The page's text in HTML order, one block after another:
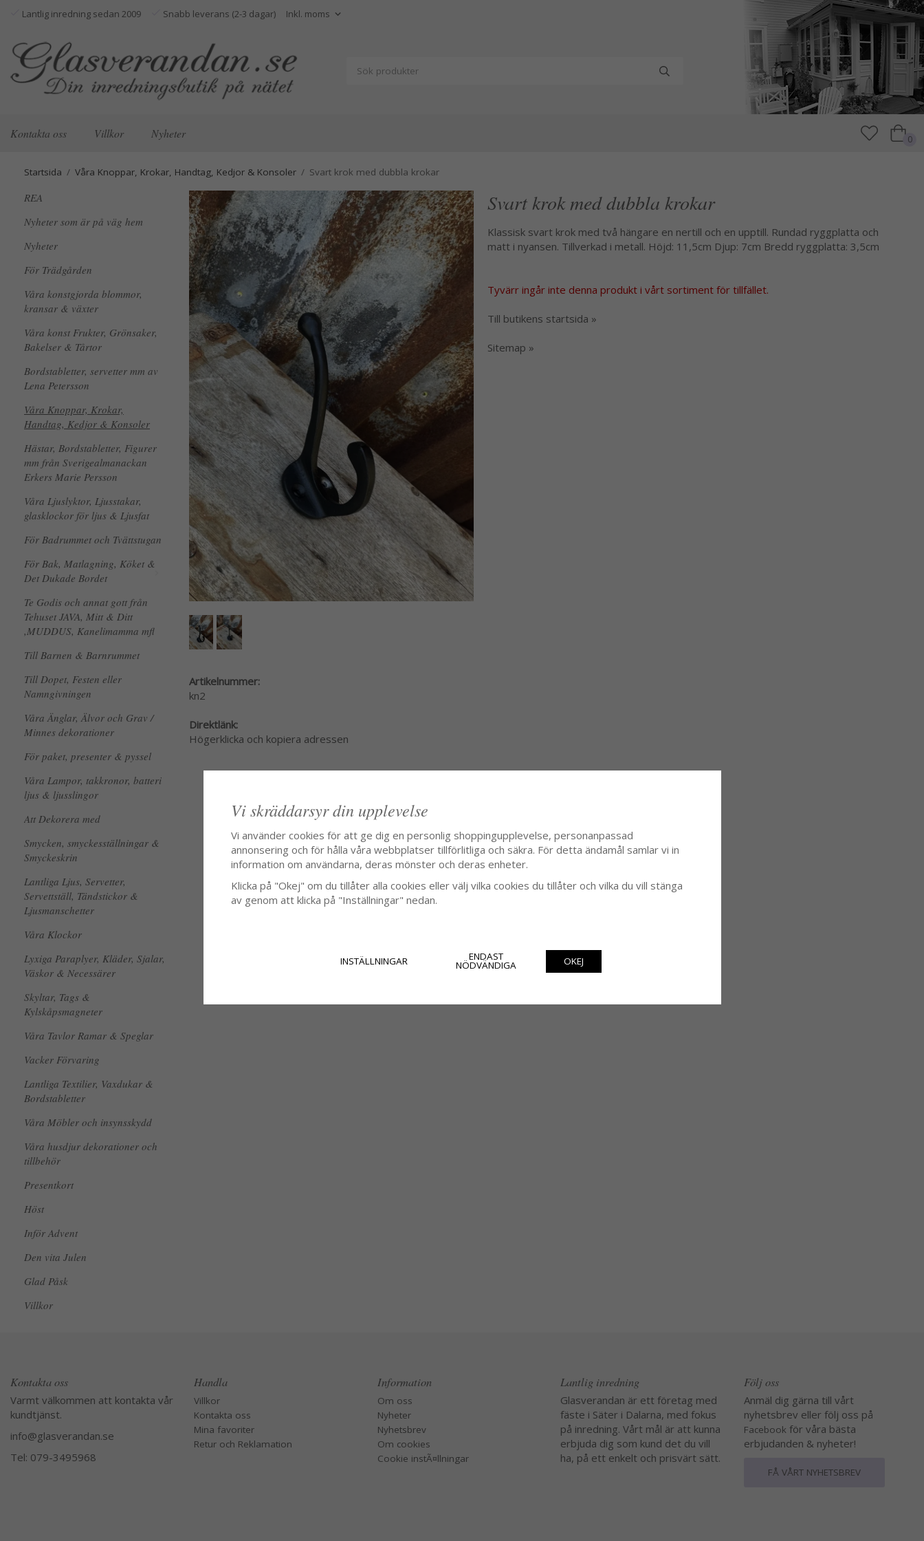
Lantlig inredning sedan 2009 Snabb leverans (2-3 dagar)
Kontakta oss Villkor Nyheter 0
Startsida / Våra Knoppar, Krokar, Handtag, Kedjor & Konsoler / Svart krok med dubbla krokar
REA
Nyheter som är på väg hem
Nyheter
För Trädgården
Våra konstgjorda blommor,
kransar & växter
Våra konst Frukter, Grönsaker,
Bakelser & Tårtor
Bordstabletter, servetter mm av
Lena Petersson
Våra Knoppar, Krokar,
Handtag, Kedjor & Konsoler
Hästar, Bordstabletter, Figurer
mm från Sverigealmanackan
Erkers Marie Persson
Våra Ljuslyktor, Ljusstakar,
glasklockor för ljus & Ljusfat
För Badrummet och Tvättstugan
För Bak, Matlagning, Köket &
Det Dukade Bordet
Te Godis och annat gott från
Tehuset JAVA, Mitt & Ditt
,MUDDUS, Kanelimamma mfl
Till Barnen & Barnrummet
Till Dopet, Festen eller
Namngivningen
Våra Änglar, Älvor och Grav /
Minnes dekorationer
För paket, presenter & pyssel
Våra Lampor, takkronor, batteri
ljus & ljusslingor
Att Dekorera med
Smycken, smyckesställningar &
Smyckeskrin
Lantliga Ljus, Servetter,
Servettställ, Tändstickor &
Ljusmanschetter
Våra Klockor
Lyxiga Paraplyer, Kläder, Sjalar,
Väskor & Necessärer
Skyltar, Tags &
Kylskåpsmagneter
Våra Tavlor Ramar & Speglar
Vacker Förvaring
Lantliga Textilier, Vaxdukar &
Bordstabletter
Våra Möbler och insynsskydd
Våra husdjur dekorationer och
tillbehör
Presentkort
Höst
Inför Advent
Den vita Julen
Glad Påsk
Villkor
Svart krok med dubbla krokar
Klassisk svart krok med två hängare en nertill och en upptill. Rundad ryggplatta och
matt i nyansen. Tillverkad i metall. Höjd: 11,5cm Djup: 7cm Bredd ryggplatta: 3,5cm
Tyvärr ingår inte denna produkt i vårt sortiment för tillfället.
Till butikens startsida »
Sitemap »
Artikelnummer:
kn2
Direktlänk:
Högerklicka och kopiera adressen
Kontakta oss
Varmt välkommen att kontakta vår
kundtjänst.
info@glasverandan.se
Tel: 079-3495968
Handla
Villkor
Kontakta oss
Mina favoriter
Retur och Reklamation
Information
Om oss
Nyheter
Nyhetsbrev
Om cookies
Cookie instÃ¤llningar
Lantlig inredning
Glasverandan är ett företag med
fäste i Säter i Dalarna, med fokus
på inredning. Vårt mål är att kunna
erbjuda dig som kund det du vill
ha, på ett enkelt och prisvärt sätt.
Följ oss
Anmäl dig gärna till vårt
nyhetsbrev eller följ oss på
Facebook för våra bästa
erbjudanden & nyheter!
FÅ VÅRT NYHETSBREV
Vi skräddarsyr din upplevelse
Vi använder cookies för att ge dig en personlig shoppingupplevelse, personanpassad
annonsering och för hålla våra webbplatser tillförlitliga och säkra. För detta ändamål samlar vi in
information om användarna, deras mönster och deras enheter.
Klicka på "Okej" om du tillåter alla cookies eller välj vilka cookies du tillåter och vilka du vill stänga
av genom att klicka på "Inställningar" nedan.
INSTÄLLNINGAR ENDAST
NÖDVÄNDIGA OKEJ